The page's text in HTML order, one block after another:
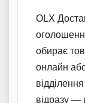
OLX
обирає
онлайн
відразу —